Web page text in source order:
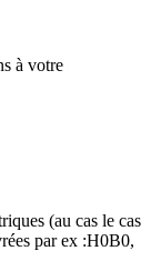
à votre
(au cas le cas
par ex :H0B0,